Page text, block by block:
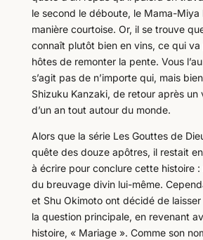
le second le déboute, le Mama-Miya
manière courtoise. Or, il se trouve
connaît plutôt bien en vins, ce qui
hôtes de remonter la pente. Vous
s’agit pas de n’importe qui, mais
Shizuku Kanzaki, de retour après
d’un an tout autour du monde.
Alors que la série Les Gouttes de
quête des douze apôtres, il restait
à écrire pour conclure cette histoire :
du breuvage divin lui-même.
et Shu Okimoto ont décidé de
la question principale, en revenant
histoire, « Mariage ». Comme son